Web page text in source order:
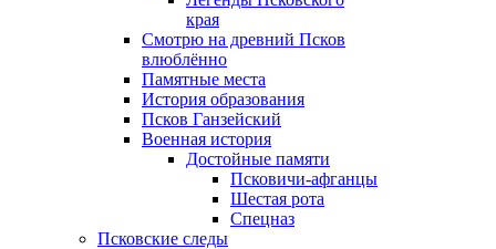
края
Смотрю на древний Псков
влюблённо
Памятные места
История образования
Псков Ганзейский
Военная история
Достойные памяти
Псковичи-афганцы
Шестая рота
Спецназ
Псковские следы